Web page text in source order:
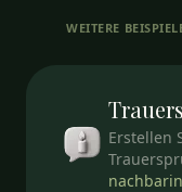
WEITERE
Erstellen
nachbarin